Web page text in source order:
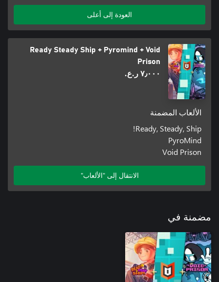
العودة إلى أعلى
Ready Steady Ship + Pyromind + Void
Prison
٧٫٠٠٠ ر.ع.‏
الألعاب المضمنة
Ready, Steady, Ship!
PyroMind
Void Prison
الانتقال إلى "الألعاب"
مضمنة في